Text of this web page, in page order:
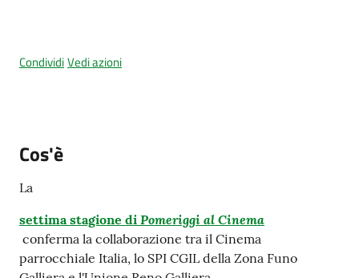
gli
Seguici
CondividiVedi azioni
Cos'è
La
settima stagione di Pomeriggi al Cinema
conferma la collaborazione tra il Cinema
parrocchiale Italia, lo SPI CGIL della Zona Funo